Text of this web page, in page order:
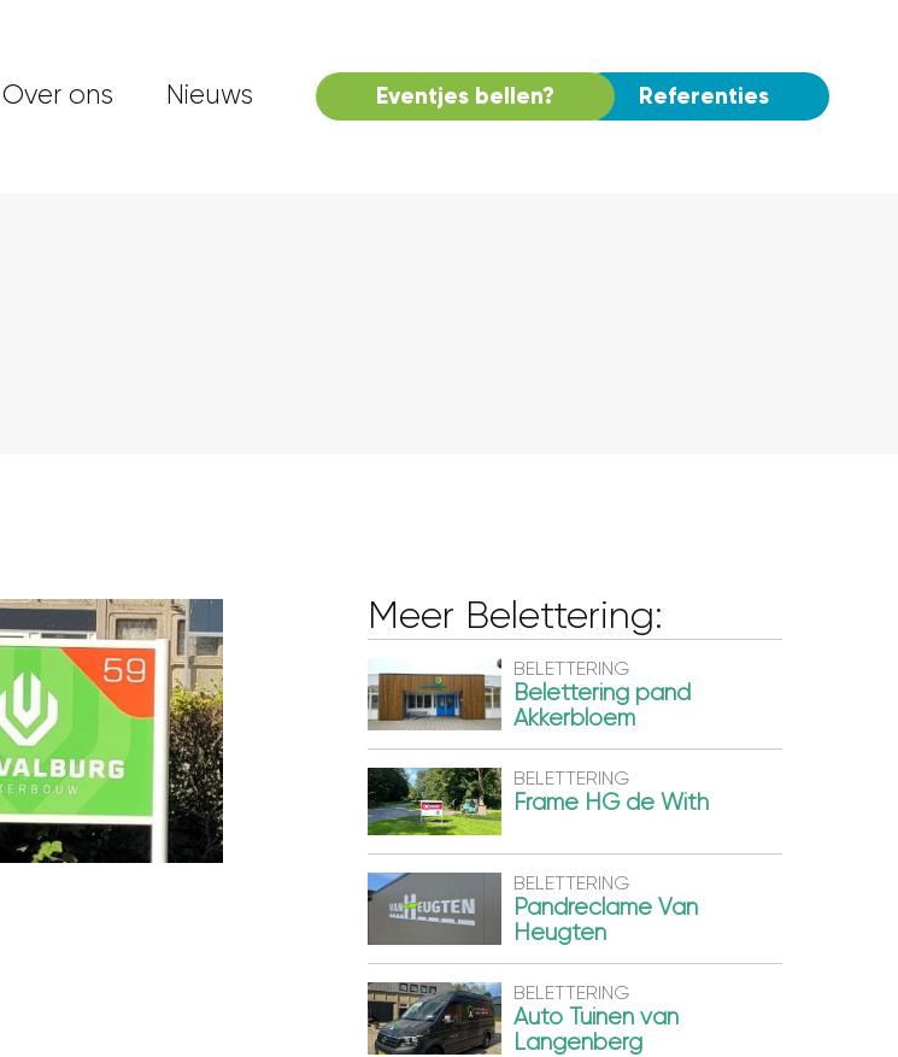
Over ons Nieuws Eventjes bellen? Referenties
Meer Belettering:
BELETTERING
Belettering pand
Akkerbloem
BELETTERING
Frame HG de With
BELETTERING
Pandreclame Van
Heugten
BELETTERING
Auto Tuinen van
Langenberg